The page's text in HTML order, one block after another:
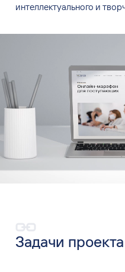
интеллектуального и
Задачи проекта